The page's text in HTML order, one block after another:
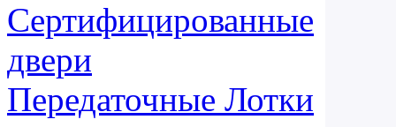
Сертифицированные
двери
Передаточные Лотки